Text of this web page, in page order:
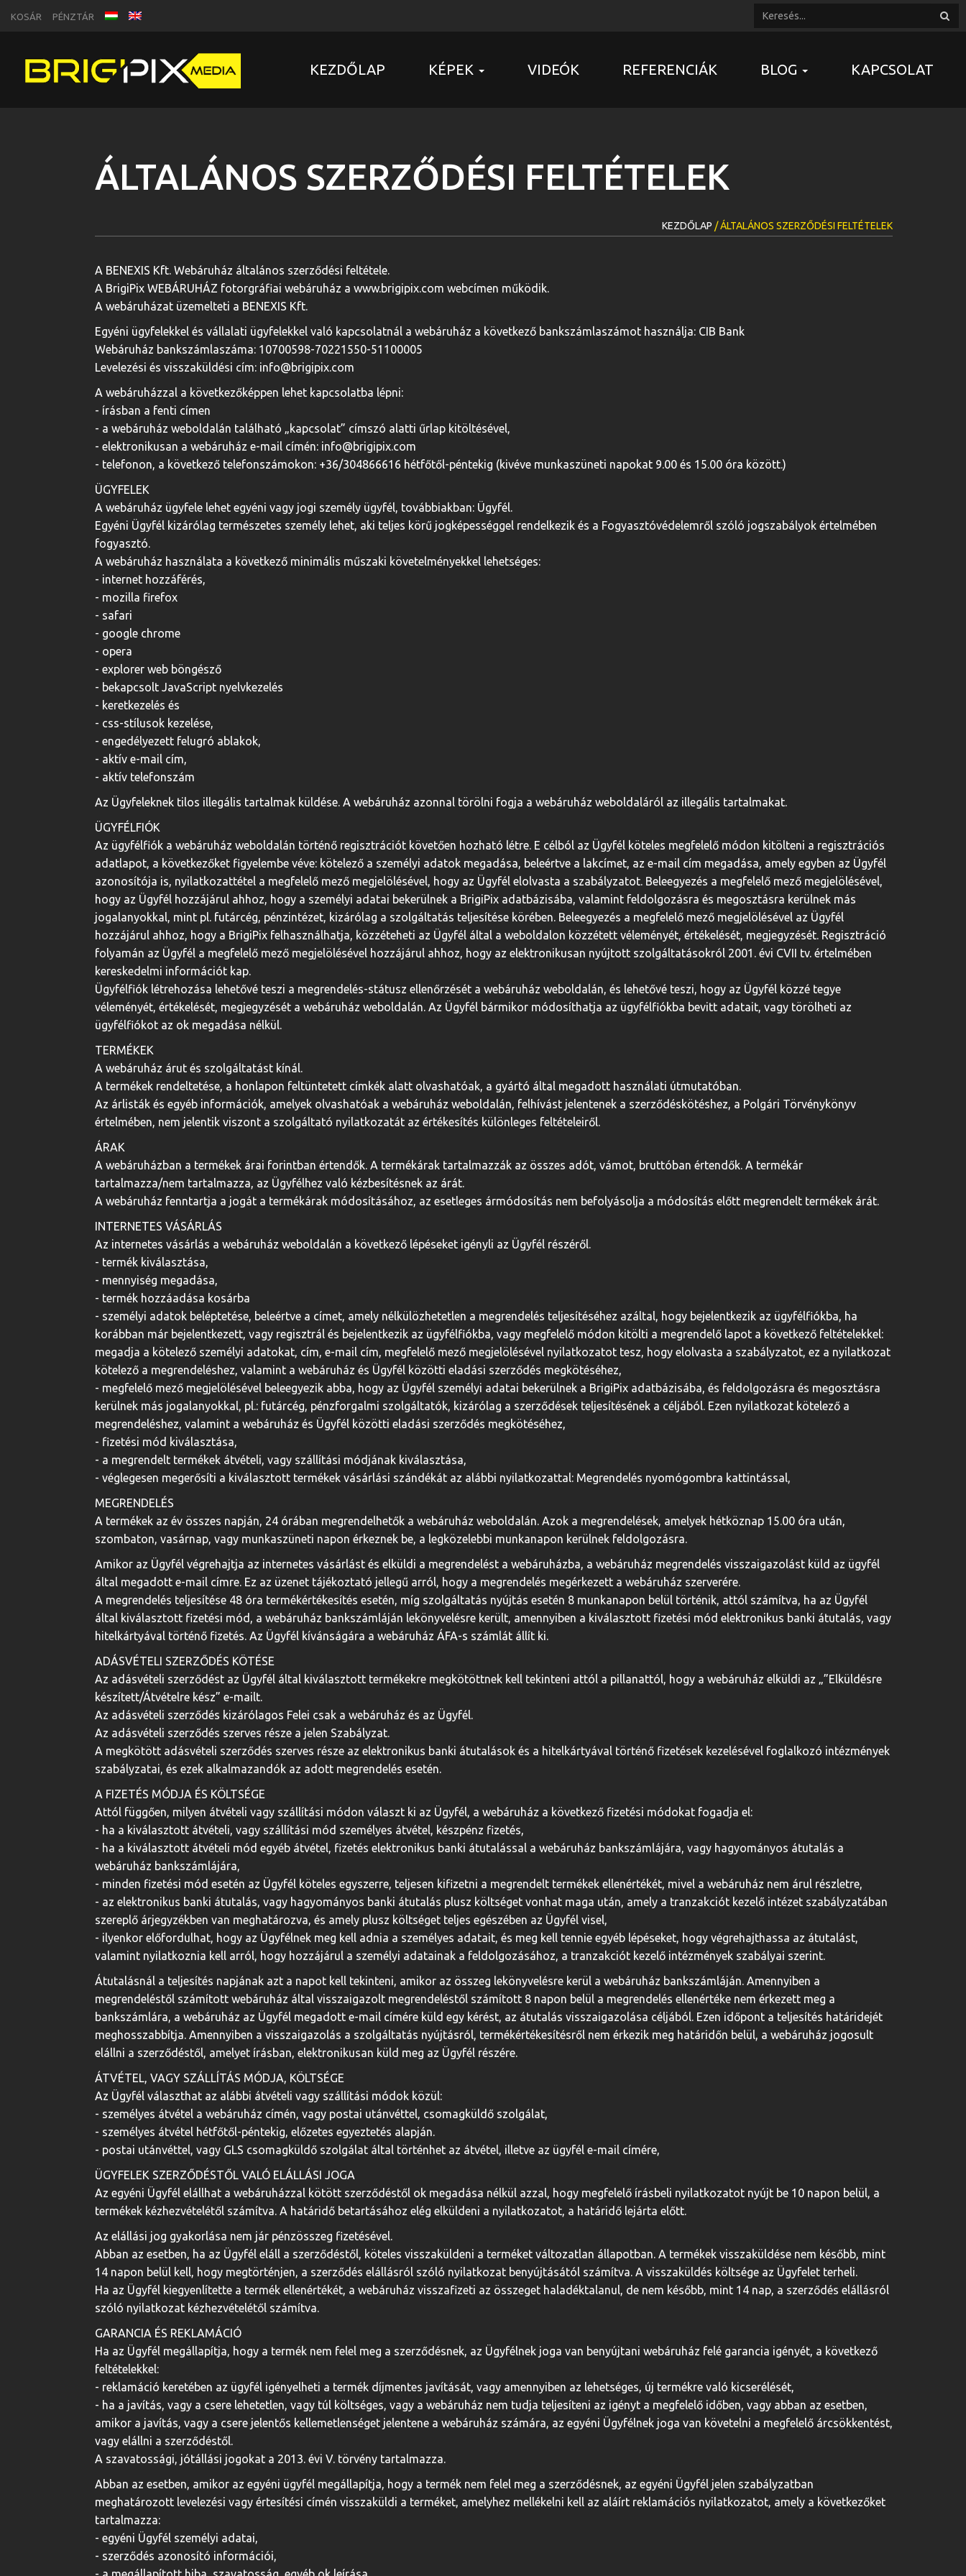
KOSÁR PÉNZTÁR
KEZDŐLAP KÉPEK VIDEÓK REFERENCIÁK BLOG KAPCSOLAT
ÁLTALÁNOS SZERZŐDÉSI FELTÉTELEK
KEZDŐLAP / ÁLTALÁNOS SZERZŐDÉSI FELTÉTELEK
A BENEXIS Kft. Webáruház általános szerződési feltétele.
A BrigiPix WEBÁRUHÁZ fotorgráfiai webáruház a www.brigipix.com webcímen működik.
A webáruházat üzemelteti a BENEXIS Kft.
Egyéni ügyfelekkel és vállalati ügyfelekkel való kapcsolatnál a webáruház a következő bankszámlaszámot használja: CIB Bank
Webáruház bankszámlaszáma: 10700598-70221550-51100005
Levelezési és visszaküldési cím: info@brigipix.com
A webáruházzal a következőképpen lehet kapcsolatba lépni:
- írásban a fenti címen
- a webáruház weboldalán található „kapcsolat” címszó alatti űrlap kitöltésével,
- elektronikusan a webáruház e-mail címén: info@brigipix.com
- telefonon, a következő telefonszámokon: +36/304866616 hétfőtől-péntekig (kivéve munkaszüneti napokat 9.00 és 15.00 óra között.)
ÜGYFELEK
A webáruház ügyfele lehet egyéni vagy jogi személy ügyfél, továbbiakban: Ügyfél.
Egyéni Ügyfél kizárólag természetes személy lehet, aki teljes körű jogképességgel rendelkezik és a Fogyasztóvédelemről szóló jogszabályok értelmében
fogyasztó.
A webáruház használata a következő minimális műszaki követelményekkel lehetséges:
- internet hozzáférés,
- mozilla firefox
- safari
- google chrome
- opera
- explorer web böngésző
- bekapcsolt JavaScript nyelvkezelés
- keretkezelés és
- css-stílusok kezelése,
- engedélyezett felugró ablakok,
- aktív e-mail cím,
- aktív telefonszám
Az Ügyfeleknek tilos illegális tartalmak küldése. A webáruház azonnal törölni fogja a webáruház weboldaláról az illegális tartalmakat.
ÜGYFÉLFIÓK
Az ügyfélfiók a webáruház weboldalán történő regisztrációt követően hozható létre. E célból az Ügyfél köteles megfelelő módon kitölteni a regisztrációs
adatlapot, a következőket figyelembe véve: kötelező a személyi adatok megadása, beleértve a lakcímet, az e-mail cím megadása, amely egyben az Ügyfél
azonosítója is, nyilatkozattétel a megfelelő mező megjelölésével, hogy az Ügyfél elolvasta a szabályzatot. Beleegyezés a megfelelő mező megjelölésével,
hogy az Ügyfél hozzájárul ahhoz, hogy a személyi adatai bekerülnek a BrigiPix adatbázisába, valamint feldolgozásra és megosztásra kerülnek más
jogalanyokkal, mint pl. futárcég, pénzintézet, kizárólag a szolgáltatás teljesítése körében. Beleegyezés a megfelelő mező megjelölésével az Ügyfél
hozzájárul ahhoz, hogy a BrigiPix felhasználhatja, közzéteheti az Ügyfél által a weboldalon közzétett véleményét, értékelését, megjegyzését. Regisztráció
folyamán az Ügyfél a megfelelő mező megjelölésével hozzájárul ahhoz, hogy az elektronikusan nyújtott szolgáltatásokról 2001. évi CVII tv. értelmében
kereskedelmi információt kap.
Ügyfélfiók létrehozása lehetővé teszi a megrendelés-státusz ellenőrzését a webáruház weboldalán, és lehetővé teszi, hogy az Ügyfél közzé tegye
véleményét, értékelését, megjegyzését a webáruház weboldalán. Az Ügyfél bármikor módosíthatja az ügyfélfiókba bevitt adatait, vagy törölheti az
ügyfélfiókot az ok megadása nélkül.
TERMÉKEK
A webáruház árut és szolgáltatást kínál.
A termékek rendeltetése, a honlapon feltüntetett címkék alatt olvashatóak, a gyártó által megadott használati útmutatóban.
Az árlisták és egyéb információk, amelyek olvashatóak a webáruház weboldalán, felhívást jelentenek a szerződéskötéshez, a Polgári Törvénykönyv
értelmében, nem jelentik viszont a szolgáltató nyilatkozatát az értékesítés különleges feltételeiről.
ÁRAK
A webáruházban a termékek árai forintban értendők. A termékárak tartalmazzák az összes adót, vámot, bruttóban értendők. A termékár
tartalmazza/nem tartalmazza, az Ügyfélhez való kézbesítésnek az árát.
A webáruház fenntartja a jogát a termékárak módosításához, az esetleges ármódosítás nem befolyásolja a módosítás előtt megrendelt termékek árát.
INTERNETES VÁSÁRLÁS
Az internetes vásárlás a webáruház weboldalán a következő lépéseket igényli az Ügyfél részéről.
- termék kiválasztása,
- mennyiség megadása,
- termék hozzáadása kosárba
- személyi adatok beléptetése, beleértve a címet, amely nélkülözhetetlen a megrendelés teljesítéséhez azáltal, hogy bejelentkezik az ügyfélfiókba, ha
korábban már bejelentkezett, vagy regisztrál és bejelentkezik az ügyfélfiókba, vagy megfelelő módon kitölti a megrendelő lapot a következő feltételekkel:
megadja a kötelező személyi adatokat, cím, e-mail cím, megfelelő mező megjelölésével nyilatkozatot tesz, hogy elolvasta a szabályzatot, ez a nyilatkozat
kötelező a megrendeléshez, valamint a webáruház és Ügyfél közötti eladási szerződés megkötéséhez,
- megfelelő mező megjelölésével beleegyezik abba, hogy az Ügyfél személyi adatai bekerülnek a BrigiPix adatbázisába, és feldolgozásra és megosztásra
kerülnek más jogalanyokkal, pl.: futárcég, pénzforgalmi szolgáltatók, kizárólag a szerződések teljesítésének a céljából. Ezen nyilatkozat kötelező a
megrendeléshez, valamint a webáruház és Ügyfél közötti eladási szerződés megkötéséhez,
- fizetési mód kiválasztása,
- a megrendelt termékek átvételi, vagy szállítási módjának kiválasztása,
- véglegesen megerősíti a kiválasztott termékek vásárlási szándékát az alábbi nyilatkozattal: Megrendelés nyomógombra kattintással,
MEGRENDELÉS
A termékek az év összes napján, 24 órában megrendelhetők a webáruház weboldalán. Azok a megrendelések, amelyek hétköznap 15.00 óra után,
szombaton, vasárnap, vagy munkaszüneti napon érkeznek be, a legközelebbi munkanapon kerülnek feldolgozásra.
Amikor az Ügyfél végrehajtja az internetes vásárlást és elküldi a megrendelést a webáruházba, a webáruház megrendelés visszaigazolást küld az ügyfél
által megadott e-mail címre. Ez az üzenet tájékoztató jellegű arról, hogy a megrendelés megérkezett a webáruház szerverére.
A megrendelés teljesítése 48 óra termékértékesítés esetén, míg szolgáltatás nyújtás esetén 8 munkanapon belül történik, attól számítva, ha az Ügyfél
által kiválasztott fizetési mód, a webáruház bankszámláján lekönyvelésre került, amennyiben a kiválasztott fizetési mód elektronikus banki átutalás, vagy
hitelkártyával történő fizetés. Az Ügyfél kívánságára a webáruház ÁFA-s számlát állít ki.
ADÁSVÉTELI SZERZŐDÉS KÖTÉSE
Az adásvételi szerződést az Ügyfél által kiválasztott termékekre megkötöttnek kell tekinteni attól a pillanattól, hogy a webáruház elküldi az „”Elküldésre
készített/Átvételre kész” e-mailt.
Az adásvételi szerződés kizárólagos Felei csak a webáruház és az Ügyfél.
Az adásvételi szerződés szerves része a jelen Szabályzat.
A megkötött adásvételi szerződés szerves része az elektronikus banki átutalások és a hitelkártyával történő fizetések kezelésével foglalkozó intézmények
szabályzatai, és ezek alkalmazandók az adott megrendelés esetén.
A FIZETÉS MÓDJA ÉS KÖLTSÉGE
Attól függően, milyen átvételi vagy szállítási módon választ ki az Ügyfél, a webáruház a következő fizetési módokat fogadja el:
- ha a kiválasztott átvételi, vagy szállítási mód személyes átvétel, készpénz fizetés,
- ha a kiválasztott átvételi mód egyéb átvétel, fizetés elektronikus banki átutalással a webáruház bankszámlájára, vagy hagyományos átutalás a
webáruház bankszámlájára,
- minden fizetési mód esetén az Ügyfél köteles egyszerre, teljesen kifizetni a megrendelt termékek ellenértékét, mivel a webáruház nem árul részletre,
- az elektronikus banki átutalás, vagy hagyományos banki átutalás plusz költséget vonhat maga után, amely a tranzakciót kezelő intézet szabályzatában
szereplő árjegyzékben van meghatározva, és amely plusz költséget teljes egészében az Ügyfél visel,
- ilyenkor előfordulhat, hogy az Ügyfélnek meg kell adnia a személyes adatait, és meg kell tennie egyéb lépéseket, hogy végrehajthassa az átutalást,
valamint nyilatkoznia kell arról, hogy hozzájárul a személyi adatainak a feldolgozásához, a tranzakciót kezelő intézmények szabályai szerint.
Átutalásnál a teljesítés napjának azt a napot kell tekinteni, amikor az összeg lekönyvelésre kerül a webáruház bankszámláján. Amennyiben a
megrendeléstől számított webáruház által visszaigazolt megrendeléstől számított 8 napon belül a megrendelés ellenértéke nem érkezett meg a
bankszámlára, a webáruház az Ügyfél megadott e-mail címére küld egy kérést, az átutalás visszaigazolása céljából. Ezen időpont a teljesítés határidejét
meghosszabbítja. Amennyiben a visszaigazolás a szolgáltatás nyújtásról, termékértékesítésről nem érkezik meg határidőn belül, a webáruház jogosult
elállni a szerződéstől, amelyet írásban, elektronikusan küld meg az Ügyfél részére.
ÁTVÉTEL, VAGY SZÁLLÍTÁS MÓDJA, KÖLTSÉGE
Az Ügyfél választhat az alábbi átvételi vagy szállítási módok közül:
- személyes átvétel a webáruház címén, vagy postai utánvéttel, csomagküldő szolgálat,
- személyes átvétel hétfőtől-péntekig, előzetes egyeztetés alapján.
- postai utánvéttel, vagy GLS csomagküldő szolgálat által történhet az átvétel, illetve az ügyfél e-mail címére,
ÜGYFELEK SZERZŐDÉSTŐL VALÓ ELÁLLÁSI JOGA
Az egyéni Ügyfél elállhat a webáruházzal kötött szerződéstől ok megadása nélkül azzal, hogy megfelelő írásbeli nyilatkozatot nyújt be 10 napon belül, a
termékek kézhezvételétől számítva. A határidő betartásához elég elküldeni a nyilatkozatot, a határidő lejárta előtt.
Az elállási jog gyakorlása nem jár pénzösszeg fizetésével.
Abban az esetben, ha az Ügyfél eláll a szerződéstől, köteles visszaküldeni a terméket változatlan állapotban. A termékek visszaküldése nem később, mint
14 napon belül kell, hogy megtörténjen, a szerződés elállásról szóló nyilatkozat benyújtásától számítva. A visszaküldés költsége az Ügyfelet terheli.
Ha az Ügyfél kiegyenlítette a termék ellenértékét, a webáruház visszafizeti az összeget haladéktalanul, de nem később, mint 14 nap, a szerződés elállásról
szóló nyilatkozat kézhezvételétől számítva.
GARANCIA ÉS REKLAMÁCIÓ
Ha az Ügyfél megállapítja, hogy a termék nem felel meg a szerződésnek, az Ügyfélnek joga van benyújtani webáruház felé garancia igényét, a következő
feltételekkel:
- reklamáció keretében az ügyfél igényelheti a termék díjmentes javítását, vagy amennyiben az lehetséges, új termékre való kicserélését,
- ha a javítás, vagy a csere lehetetlen, vagy túl költséges, vagy a webáruház nem tudja teljesíteni az igényt a megfelelő időben, vagy abban az esetben,
amikor a javítás, vagy a csere jelentős kellemetlenséget jelentene a webáruház számára, az egyéni Ügyfélnek joga van követelni a megfelelő árcsökkentést,
vagy elállni a szerződéstől.
A szavatossági, jótállási jogokat a 2013. évi V. törvény tartalmazza.
Abban az esetben, amikor az egyéni ügyfél megállapítja, hogy a termék nem felel meg a szerződésnek, az egyéni Ügyfél jelen szabályzatban
meghatározott levelezési vagy értesítési címén visszaküldi a terméket, amelyhez mellékelni kell az aláírt reklamációs nyilatkozatot, amely a következőket
tartalmazza:
- egyéni Ügyfél személyi adatai,
- szerződés azonosító információi,